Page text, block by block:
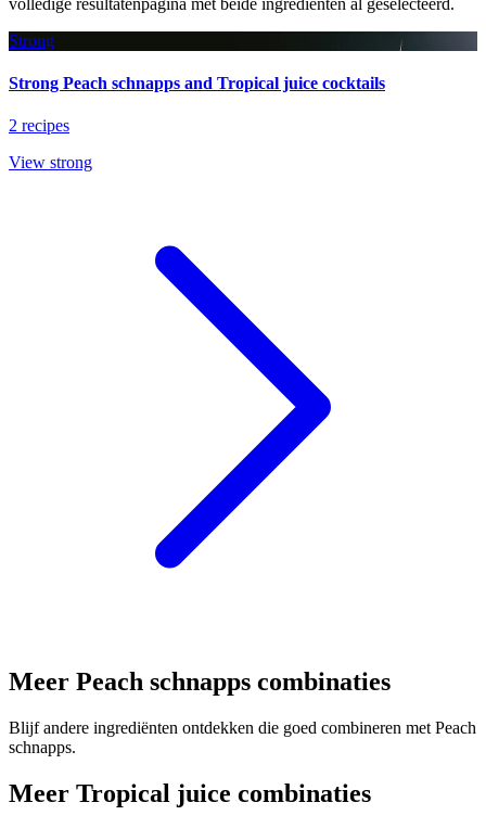
volledige resultatenpagina met beide ingrediënten al geselecteerd.
Strong
Strong Peach schnapps and Tropical juice cocktails
2 recipes
View strong
Meer Peach schnapps combinaties
Blijf andere ingrediënten ontdekken die goed combineren met Peach
schnapps.
Meer Tropical juice combinaties